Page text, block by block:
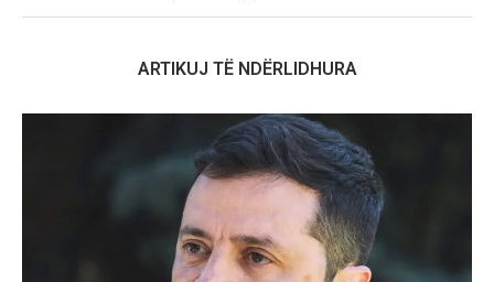
ARTIKUJ TË NDËRLIDHURA